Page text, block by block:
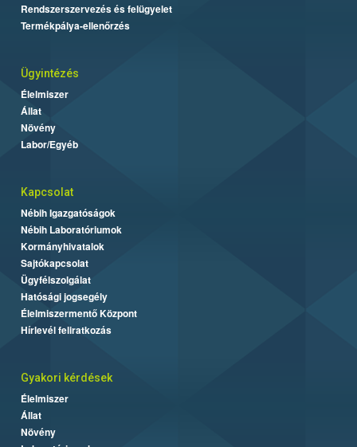
Rendszerszervezés és felügyelet
Termékpálya-ellenőrzés
Ügyintézés
Élelmiszer
Állat
Növény
Labor/Egyéb
Kapcsolat
Nébih Igazgatóságok
Nébih Laboratóriumok
Kormányhivatalok
Sajtókapcsolat
Ügyfélszolgálat
Hatósági jogsegély
Élelmiszermentő Központ
Hírlevél feliratkozás
Gyakori kérdések
Élelmiszer
Állat
Növény